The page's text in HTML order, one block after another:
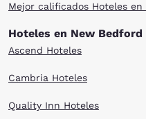
Mejor calificados Hoteles en
Hoteles en New
Ascend Hoteles
Cambria Hoteles
Quality Inn Hoteles